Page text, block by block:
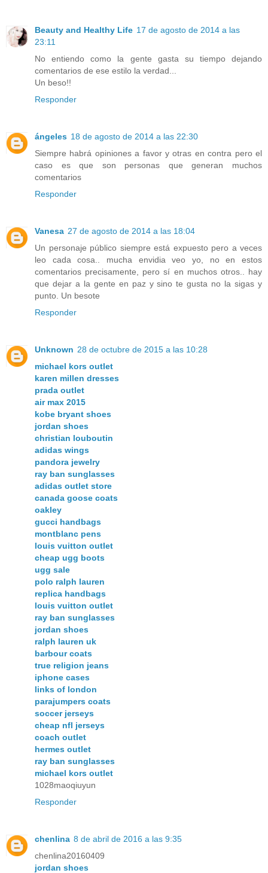
Beauty and Healthy Life 17 de agosto de 2014 a las
23:11
No entiendo como la gente gasta su tiempo dejando
comentarios de ese estilo la verdad...
Un beso!!
Responder
ángeles 18 de agosto de 2014 a las 22:30
Siempre habrá opiniones a favor y otras en contra pero el
caso es que son personas que generan muchos
comentarios
Responder
Vanesa 27 de agosto de 2014 a las 18:04
Un personaje público siempre está expuesto pero a veces
leo cada cosa.. mucha envidia veo yo, no en estos
comentarios precisamente, pero sí en muchos otros.. hay
que dejar a la gente en paz y sino te gusta no la sigas y
punto. Un besote
Responder
Unknown 28 de octubre de 2015 a las 10:28
michael kors outlet
karen millen dresses
prada outlet
air max 2015
kobe bryant shoes
jordan shoes
christian louboutin
adidas wings
pandora jewelry
ray ban sunglasses
adidas outlet store
canada goose coats
oakley
gucci handbags
montblanc pens
louis vuitton outlet
cheap ugg boots
ugg sale
polo ralph lauren
replica handbags
louis vuitton outlet
ray ban sunglasses
jordan shoes
ralph lauren uk
barbour coats
true religion jeans
iphone cases
links of london
parajumpers coats
soccer jerseys
cheap nfl jerseys
coach outlet
hermes outlet
ray ban sunglasses
michael kors outlet
1028maoqiuyun
Responder
chenlina 8 de abril de 2016 a las 9:35
chenlina20160409
jordan shoes